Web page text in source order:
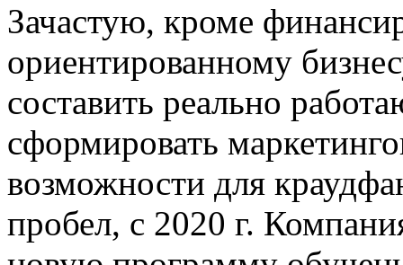
Зачастую, кроме
ориентированному
составить реально
сформировать
возможности для
пробел, с 2020 г.